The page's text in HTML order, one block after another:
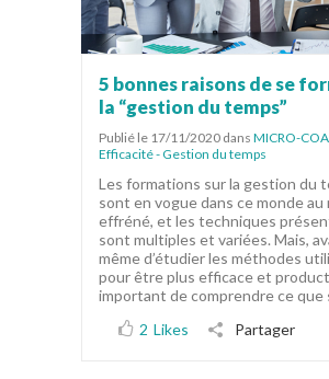
5 bonnes raisons de se
la “gestion du temps”
Publié le 17/11/2020 dans MICRO-
Efficacité - Gestion du temps
Les formations sur la gestion du
sont en vogue dans ce monde
effréné, et les techniques
sont multiples et variées. Mais,
même d’étudier les méthodes
pour être plus efficace et
important de comprendre ce que
2 Likes Partager